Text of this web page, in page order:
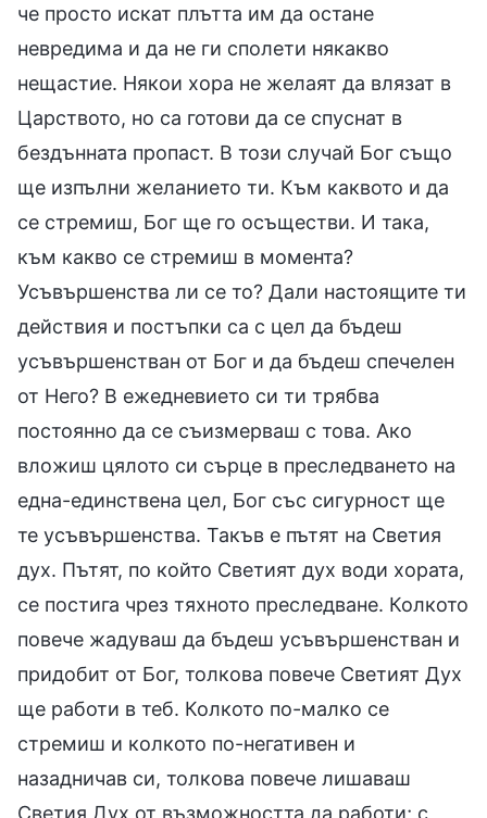
че просто искат плътта им да остане
невредима и да не ги сполети някакво
нещастие. Някои хора не желаят да влязат в
Царството, но са готови да се спуснат в
бездънната пропаст. В този случай Бог също
ще изпълни желанието ти. Към каквото и да
се стремиш, Бог ще го осъществи. И така,
към какво се стремиш в момента?
Усъвършенства ли се то? Дали настоящите ти
действия и постъпки са с цел да бъдеш
усъвършенстван от Бог и да бъдеш спечелен
от Него? В ежедневието си ти трябва
постоянно да се съизмерваш с това. Ако
вложиш цялото си сърце в преследването на
една-единствена цел, Бог със сигурност ще
те усъвършенства. Такъв е пътят на Светия
дух. Пътят, по който Светият дух води хората,
се постига чрез тяхното преследване. Колкото
повече жадуваш да бъдеш усъвършенстван и
придобит от Бог, толкова повече Светият Дух
ще работи в теб. Колкото по-малко се
стремиш и колкото по-негативен и
назадничав си, толкова повече лишаваш
Светия Дух от възможността да работи; с